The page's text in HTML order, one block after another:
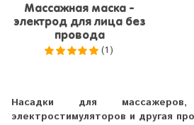
Массажная маска -
электрод для лица без
провода
(1)
Насадки для массажеров,
электростимуляторов и другая